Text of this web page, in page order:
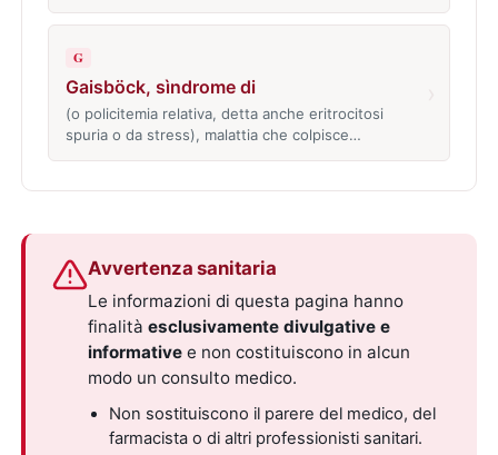
G
Gaisböck, sìndrome di
(o policitemia relativa, detta anche eritrocitosi
spuria o da stress), malattia che colpisce…
Avvertenza sanitaria
Le informazioni di questa pagina hanno
finalitàesclusivamente divulgative e
informative e non costituiscono in alcun
modo un consulto medico.
Non sostituiscono il parere del medico, del
farmacista o di altri professionisti sanitari.